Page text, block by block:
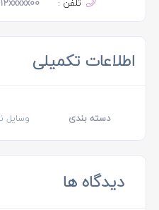
اطلاعات تکمیلی
دسته بندی وسایل
دیدگاه ها